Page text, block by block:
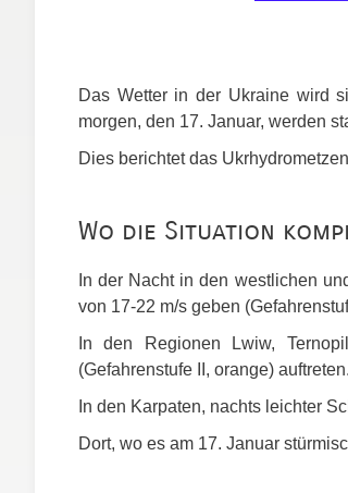
Das Wetter in der Ukraine wird
morgen, den 17. Januar, werden
Dies berichtet das
Wo die Situation
In der Nacht in den westlichen
von 17-22 m/s geben
In den Regionen Lwiw,
(Gefahrenstufe II, orange) auftreten.
In den Karpaten, nachts leichter
Dort, wo es am 17. Januar